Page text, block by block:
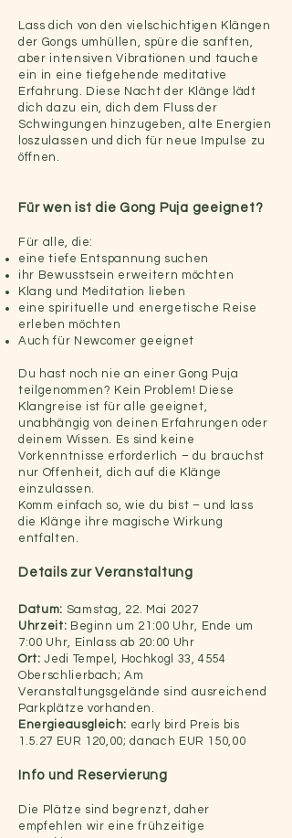
Lass dich von den vielschichtigen Klängen
der Gongs umhüllen, spüre die sanften,
aber intensiven Vibrationen und tauche
ein in eine tiefgehende meditative
Erfahrung. Diese Nacht der Klänge lädt
dich dazu ein, dich dem Fluss der
Schwingungen hinzugeben, alte Energien
loszulassen und dich für neue Impulse zu
öffnen.
Für wen ist die Gong Puja geeignet?
Für alle, die:
eine tiefe Entspannung suchen
ihr Bewusstsein erweitern möchten
Klang und Meditation lieben
eine spirituelle und energetische Reise
erleben möchten
Auch für Newcomer geeignet
Du hast noch nie an einer Gong Puja
teilgenommen? Kein Problem! Diese
Klangreise ist für alle geeignet,
unabhängig von deinen Erfahrungen oder
deinem Wissen. Es sind keine
Vorkenntnisse erforderlich – du brauchst
nur Offenheit, dich auf die Klänge
einzulassen.
Komm einfach so, wie du bist – und lass
die Klänge ihre magische Wirkung
entfalten.
Details zur Veranstaltung
Datum: Samstag, 22. Mai 2027
Uhrzeit: Beginn um 21:00 Uhr, Ende um
7:00 Uhr, Einlass ab 20:00 Uhr
Ort: Jedi Tempel, Hochkogl 33, 4554
Oberschlierbach; Am
Veranstaltungsgelände sind ausreichend
Parkplätze vorhanden.
Energieausgleich: early bird Preis bis
1.5.27 EUR 120,00; danach EUR 150,00
Info und Reservierung
Die Plätze sind begrenzt, daher
empfehlen wir eine frühzeitige